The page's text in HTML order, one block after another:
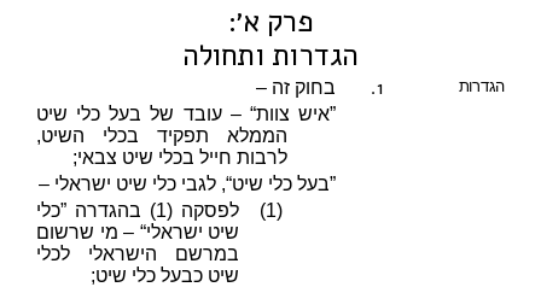
פרק א׳:
הגדרות ותחולה
1. הגדרות
בחוק זה –
”איש צוות“ – עובד של בעל כלי שיט
הממלא תפקיד בכלי השיט,
לרבות חייל בכלי שיט צבאי;
”בעל כלי שיט“, לגבי כלי שיט ישראלי –
(1)
לפסקה (1) בהגדרה ”כלי
שיט ישראלי“ – מי שרשום
במרשם הישראלי לכלי
שיט כבעל כלי שיט;